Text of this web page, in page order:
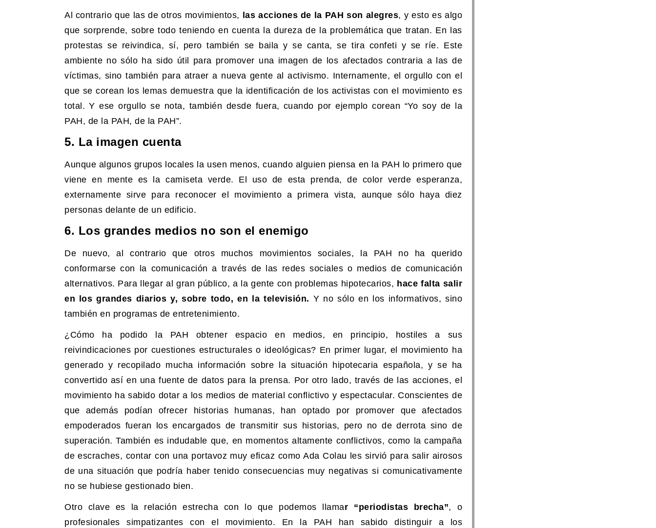
Al contrario que las de otros movimientos, las acciones de la PAH son alegres, y esto es algo
que sorprende, sobre todo teniendo en cuenta la dureza de la problemática que tratan. En las
protestas se reivindica, sí, pero también se baila y se canta, se tira confeti y se ríe. Este
ambiente no sólo ha sido útil para promover una imagen de los afectados contraria a las de
víctimas, sino también para atraer a nueva gente al activismo. Internamente, el orgullo con el
que se corean los lemas demuestra que la identificación de los activistas con el movimiento es
total. Y ese orgullo se nota, también desde fuera, cuando por ejemplo corean “Yo soy de la
PAH, de la PAH, de la PAH”.
5. La imagen cuenta
Aunque algunos grupos locales la usen menos, cuando alguien piensa en la PAH lo primero que
viene en mente es la camiseta verde. El uso de esta prenda, de color verde esperanza,
externamente sirve para reconocer el movimiento a primera vista, aunque sólo haya diez
personas delante de un edificio.
6. Los grandes medios no son el enemigo
De nuevo, al contrario que otros muchos movimientos sociales, la PAH no ha querido
conformarse con la comunicación a través de las redes sociales o medios de comunicación
alternativos. Para llegar al gran público, a la gente con problemas hipotecarios, hace falta salir
en los grandes diarios y, sobre todo, en la televisión. Y no sólo en los informativos, sino
también en programas de entretenimiento.
¿Cómo ha podido la PAH obtener espacio en medios, en principio, hostiles a sus
reivindicaciones por cuestiones estructurales o ideológicas? En primer lugar, el movimiento ha
generado y recopilado mucha información sobre la situación hipotecaria española, y se ha
convertido así en una fuente de datos para la prensa. Por otro lado, través de las acciones, el
movimiento ha sabido dotar a los medios de material conflictivo y espectacular. Conscientes de
que además podían ofrecer historias humanas, han optado por promover que afectados
empoderados fueran los encargados de transmitir sus historias, pero no de derrota sino de
superación. También es indudable que, en momentos altamente conflictivos, como la campaña
de escraches, contar con una portavoz muy eficaz como Ada Colau les sirvió para salir airosos
de una situación que podría haber tenido consecuencias muy negativas si comunicativamente
no se hubiese gestionado bien.
Otro clave es la relación estrecha con lo que podemos llamar “periodistas brecha”, o
profesionales simpatizantes con el movimiento. En la PAH han sabido distinguir a los